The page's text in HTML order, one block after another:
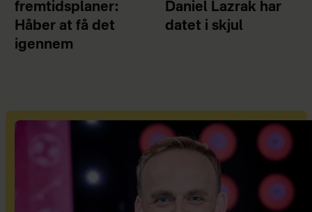
fremtidsplaner:
Håber at få det
igennem
Daniel Lazrak har
datet i skjul